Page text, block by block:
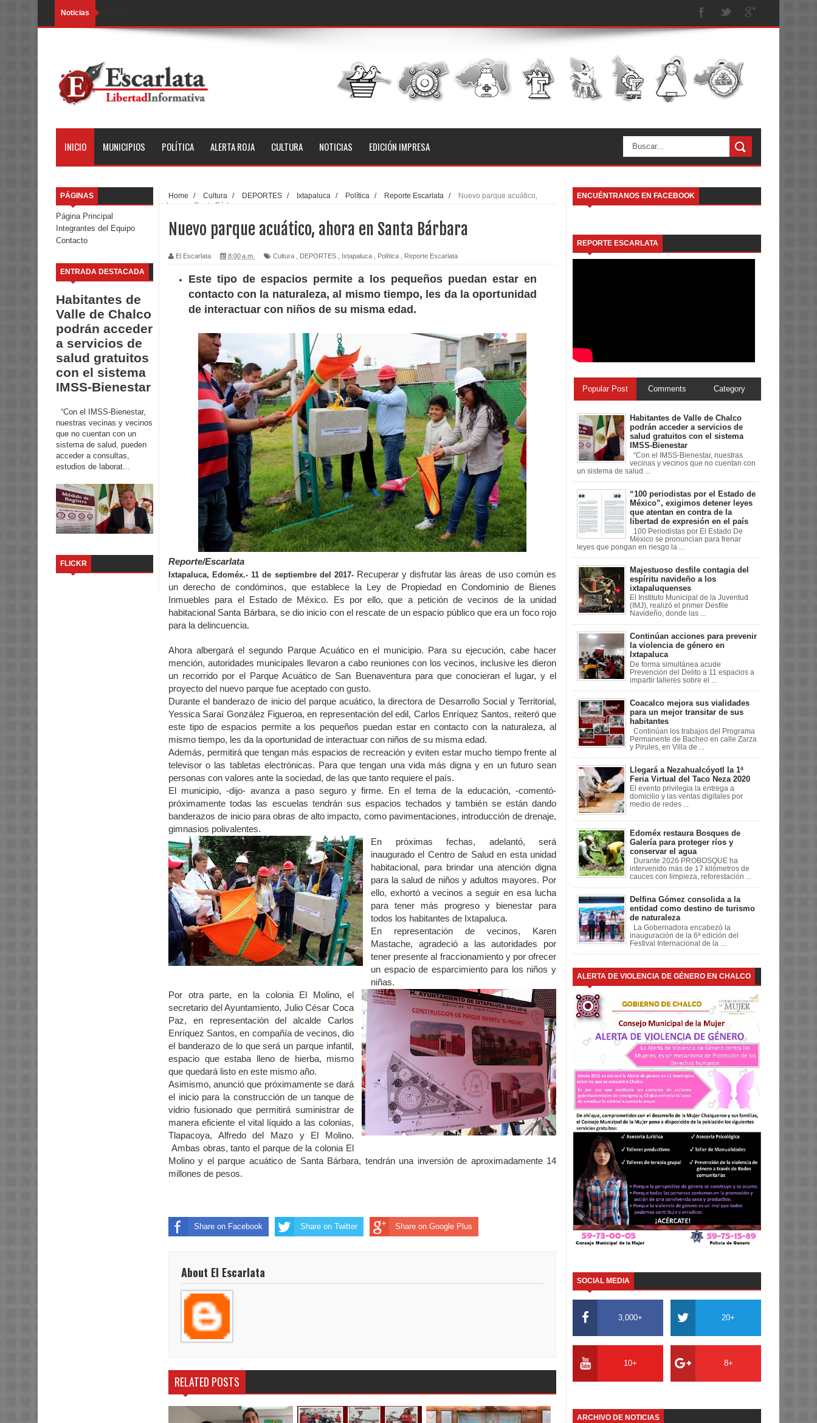
Noticias
INICIO MUNICIPIOS POLÍTICA ALERTA ROJA CULTURA NOTICIAS EDICIÓN IMPRESA
PÁGINAS
Página Principal
Integrantes del Equipo
Contacto
ENTRADA DESTACADA
Habitantes de
Valle de Chalco
podrán acceder
a servicios de
salud gratuitos
con el sistema
IMSS-Bienestar
“Con el IMSS-Bienestar,
nuestras vecinas y vecinos
que no cuentan con un
sistema de salud, pueden
acceder a consultas,
estudios de laborat...
FLICKR
Home / Cultura / DEPORTES / Ixtapaluca / Política / Reporte Escarlata /
Nuevo parque acuático,
ahora en Santa Bárbara
Nuevo parque acuático, ahora en Santa Bárbara
El Escarlata 8:00 a.m. Cultura DEPORTES Ixtapaluca Política Reporte Escarlata
Este tipo de espacios permite a los pequeños puedan estar en
contacto con la naturaleza, al mismo tiempo, les da la oportunidad
de interactuar con niños de su misma edad.
Reporte/Escarlata
Ixtapaluca, Edoméx.- 11 de septiembre del 2017- Recuperar y disfrutar las áreas de uso común es
un derecho de condóminos, que establece la Ley de Propiedad en Condominio de Bienes
Inmuebles para el Estado de México. Es por ello, que a petición de vecinos de la unidad
habitacional Santa Bárbara, se dio inicio con el rescate de un espacio público que era un foco rojo
para la delincuencia.
Ahora albergará el segundo Parque Acuático en el municipio. Para su ejecución, cabe hacer
mención, autoridades municipales llevaron a cabo reuniones con los vecinos, inclusive les dieron
un recorrido por el Parque Acuático de San Buenaventura para que conocieran el lugar, y el
proyecto del nuevo parque fue aceptado con gusto.
Durante el banderazo de inicio del parque acuático, la directora de Desarrollo Social y Territorial,
Yessica Saraí González Figueroa, en representación del edil, Carlos Enríquez Santos, reiteró que
este tipo de espacios permite a los pequeños puedan estar en contacto con la naturaleza, al
mismo tiempo, les da la oportunidad de interactuar con niños de su misma edad.
Además, permitirá que tengan más espacios de recreación y eviten estar mucho tiempo frente al
televisor o las tabletas electrónicas. Para que tengan una vida más digna y en un futuro sean
personas con valores ante la sociedad, de las que tanto requiere el país.
El municipio, -dijo- avanza a paso seguro y firme. En el tema de la educación, -comentó-
próximamente todas las escuelas tendrán sus espacios techados y también se están dando
banderazos de inicio para obras de alto impacto, como pavimentaciones, introducción de drenaje,
gimnasios polivalentes.
En próximas fechas, adelantó, será
inaugurado el Centro de Salud en esta unidad
habitacional, para brindar una atención digna
para la salud de niños y adultos mayores. Por
ello, exhortó a vecinos a seguir en esa lucha
para tener más progreso y bienestar para
todos los habitantes de Ixtapaluca.
En representación de vecinos, Karen
Mastache, agradeció a las autoridades por
tener presente al fraccionamiento y por ofrecer
un espacio de esparcimiento para los niños y
niñas.
Por otra parte, en la colonia El Molino, el
secretario del Ayuntamiento, Julio César Coca
Paz, en representación del alcalde Carlos
Enríquez Santos, en compañía de vecinos, dio
el banderazo de lo que será un parque infantil,
espacio que estaba lleno de hierba, mismo
que quedará listo en este mismo año.
Asimismo, anunció que próximamente se dará
el inicio para la construcción de un tanque de
vidrio fusionado que permitirá suministrar de
manera eficiente el vital líquido a las colonias,
Tlapacoya, Alfredo del Mazo y El Molino.
Ambas obras, tanto el parque de la colonia El
Molino y el parque acuático de Santa Bárbara, tendrán una inversión de aproximadamente 14
millones de pesos.
Share on Facebook Share on Twitter Share on Google Plus
About El Escarlata
RELATED POSTS
ENCUÉNTRANOS EN FACEBOOK
REPORTE ESCARLATA
Popular Post Comments Category
Habitantes de Valle de Chalco
podrán acceder a servicios de
salud gratuitos con el sistema
IMSS-Bienestar
“Con el IMSS-Bienestar, nuestras
vecinas y vecinos que no cuentan con
un sistema de salud ...
“100 periodistas por el Estado de
México”, exigimos detener leyes
que atentan en contra de la
libertad de expresión en el país
100 Periodistas por El Estado De
México se pronuncian para frenar
leyes que pongan en riesgo la ...
Majestuoso desfile contagia del
espíritu navideño a los
ixtapaluquenses
El Instituto Municipal de la Juventud
(IMJ), realizó el primer Desfile
Navideño, donde las ...
Continúan acciones para prevenir
la violencia de género en
Ixtapaluca
De forma simultánea acude
Prevención del Delito a 11 espacios a
impartir talleres sobre el ...
Coacalco mejora sus vialidades
para un mejor transitar de sus
habitantes
Continúan los trabajos del Programa
Permanente de Bacheo en calle Zarza
y Pirules, en Villa de ...
Llegará a Nezahualcóyotl la 1ª
Feria Virtual del Taco Neza 2020
El evento privilegia la entrega a
domicilio y las ventas digitales por
medio de redes ...
Edoméx restaura Bosques de
Galería para proteger ríos y
conservar el agua
Durante 2026 PROBOSQUE ha
intervenido más de 17 kilómetros de
cauces con limpieza, reforestación ...
Delfina Gómez consolida a la
entidad como destino de turismo
de naturaleza
La Gobernadora encabezó la
inauguración de la 6ª edición del
Festival Internacional de la ...
ALERTA DE VIOLENCIA DE GÉNERO EN CHALCO
SOCIAL MEDIA
3,000+ 20+
10+ 8+
ARCHIVO DE NOTICIAS